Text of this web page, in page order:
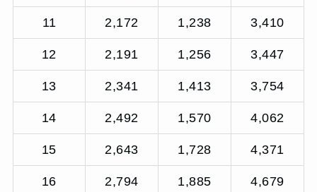
11 2,172 1,238 3,410
12 2,191 1,256 3,447
13 2,341 1,413 3,754
14 2,492 1,570 4,062
15 2,643 1,728 4,371
16 2,794 1,885 4,679